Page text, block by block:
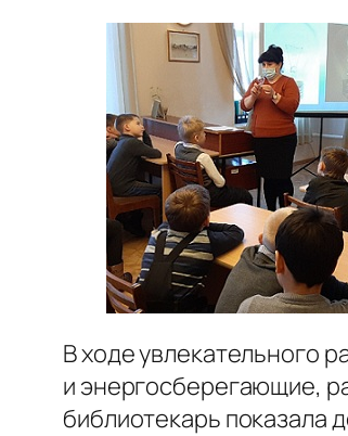
В ходе увлекательного
и энергосберегающие,
библиотекарь показала